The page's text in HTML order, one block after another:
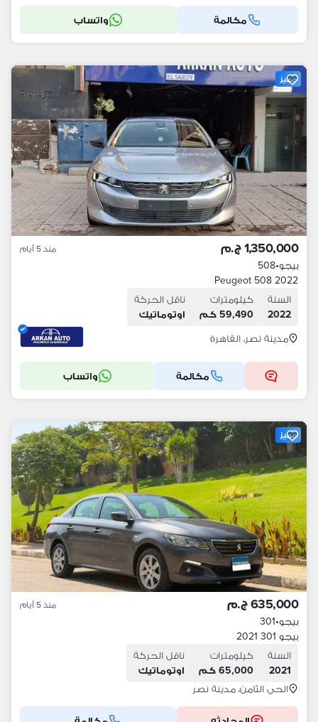
مكالمة واتساب
مميز
1,350,000 ج.م منذ 5 أيام
بيجو•
508
Peugeot 508 2022
السنة
2022
كيلومترات
59,490 كم
ناقل الحركة
اوتوماتيك
مدينة نصر، القاهرة
مكالمة واتساب
مميز
635,000 ج.م منذ 5 أيام
بيجو•
301
بيجو 301 2021
السنة
2021
كيلومترات
65,000 كم
ناقل الحركة
اوتوماتيك
الحي الثامن، مدينة نصر